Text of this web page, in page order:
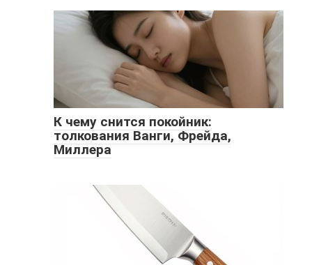
К чему снится покойник:
толкования Ванги, Фрейда,
Миллера